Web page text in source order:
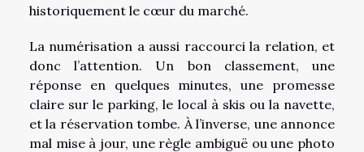
historiquement le cœur du marché.
La numérisation a aussi raccourci la relation, et
donc l’attention. Un bon classement, une
réponse en quelques minutes, une promesse
claire sur le parking, le local à skis ou la navette,
et la réservation tombe. À l’inverse, une annonce
mal mise à jour, une règle ambiguë ou une photo